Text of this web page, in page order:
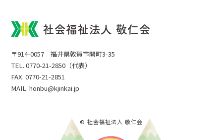
〒914-0057 福井県敦賀市開町3-35
TEL. 0770-21-2850（代表）
FAX. 0770-21-2851
MAIL. honbu@kjinkai.jp
© 社会福祉法人 敬仁会